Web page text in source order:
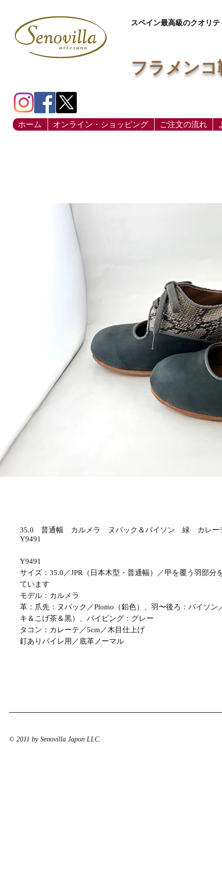
スペイン最高級のクオリ
フラメン
ホーム オンライン・ショッピング ご注文の流れ
35.0 普通幅 カルメラ ヌバック＆パイソン 緑 カ
Y9491
Y9491
サイズ：35.0／JPR（日本木型・普通幅）／甲を覆う羽部分
ています
モデル：カルメラ
革：爪先：ヌバック／Plomo（鉛色）、羽〜後ろ：パイソン
キ＆こげ茶＆黒）、パイピング：グレー
タコン：カレーテ／5cm／木目仕上げ
釘ありバイレ用／底革ノーマル
© 2011 by Senovilla Japon LLC.